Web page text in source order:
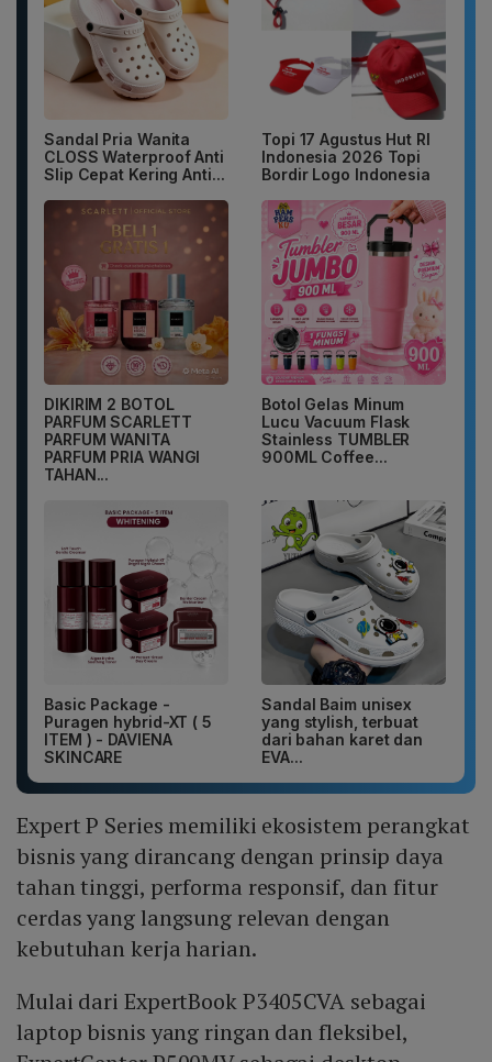
Sandal Pria Wanita
CLOSS Waterproof Anti
Slip Cepat Kering Anti...
Topi 17 Agustus Hut RI
Indonesia 2026 Topi
Bordir Logo Indonesia
DIKIRIM 2 BOTOL
PARFUM SCARLETT
PARFUM WANITA
PARFUM PRIA WANGI
TAHAN...
Botol Gelas Minum
Lucu Vacuum Flask
Stainless TUMBLER
900ML Coffee...
Basic Package -
Puragen hybrid-XT ( 5
ITEM ) - DAVIENA
SKINCARE
Sandal Baim unisex
yang stylish, terbuat
dari bahan karet dan
EVA...
Expert P Series memiliki ekosistem perangkat
bisnis yang dirancang dengan prinsip daya
tahan tinggi, performa responsif, dan fitur
cerdas yang langsung relevan dengan
kebutuhan kerja harian.
Mulai dari ExpertBook P3405CVA sebagai
laptop bisnis yang ringan dan fleksibel,